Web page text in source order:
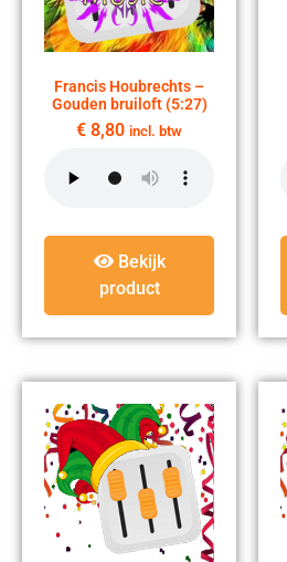
Francis Houbrechts –
Gouden bruiloft (5:27)
€ 8,80 incl. btw
Bekijk
product